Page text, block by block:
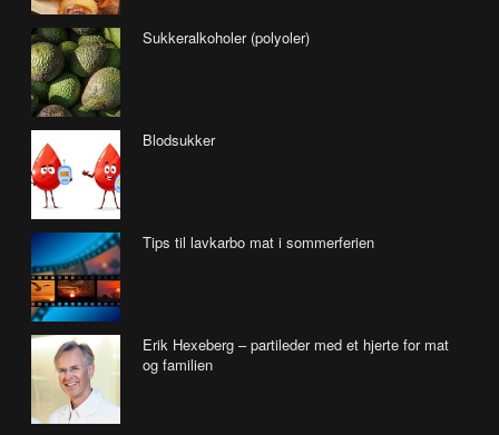
Sukkeralkoholer (polyoler)
Blodsukker
Tips til lavkarbo mat i sommerferien
Erik Hexeberg – partileder med et hjerte for mat
og familien